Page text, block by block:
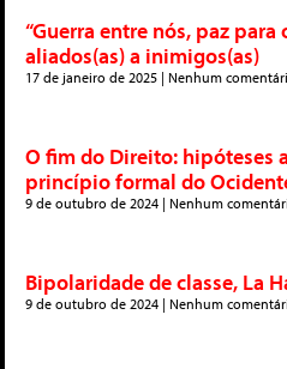
“Guerra entre nós, paz para
aliados(as) a inimigos(as)
17 de janeiro de 2025 Nenhum
O fim do Direito: hipóteses
princípio formal do
9 de outubro de 2024 Nenhum
Bipolaridade de classe, La
9 de outubro de 2024 Nenhum